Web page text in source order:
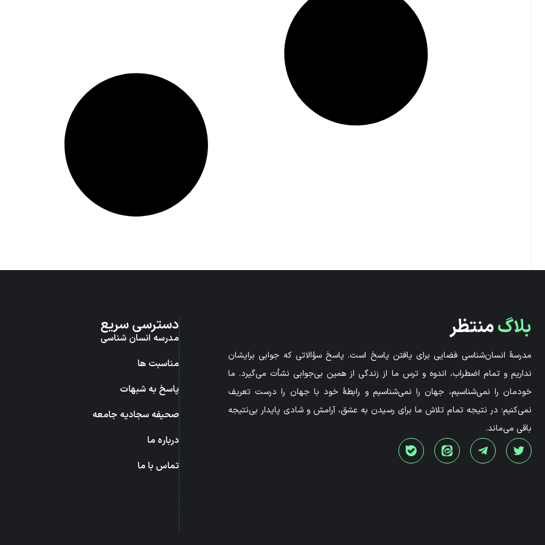
بلاگمنتظر
مدرسۀ انسان‌شناسی فضایی برای یافتن پاسخ است. پاسخ سؤالاتی که جوابی برایشان
نداریم و تمام اضطراب، اندوه و ترس ما از زندگی از همین بی‌جوابی نشأت می‌گیرد. ما
خودمان را نمی‌شناسیم، جهان را نمی‌شناسیم و رابطۀ خود با جهان را درست تعریف
نمی‌کنیم؛ در نتیجه تمام تلاش ما برای رسیدن به عشق، آرامش و شادی پایدار بی‌نتیجه
باقی می‌ماند.
دسترسی سریع
مدرسه انسان شناسی
مناسبت ها
پاسخ به شبهات
صحیفه سجادیه جامعه
درباره ما
تماس با ما